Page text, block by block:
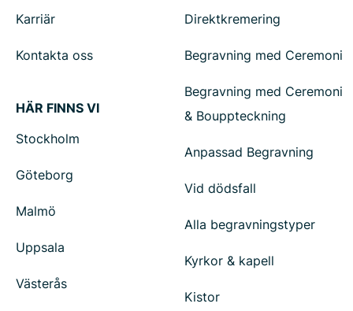
Karriär
Kontakta oss
HÄR FINNS VI
Stockholm
Göteborg
Malmö
Uppsala
Västerås
Direktkremering
Begravning med Ceremoni
Begravning med Ceremoni
& Bouppteckning
Anpassad Begravning
Vid dödsfall
Alla begravningstyper
Kyrkor & kapell
Kistor